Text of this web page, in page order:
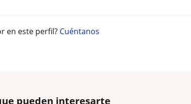
en este perfil? Cuéntanos
pueden interesarte